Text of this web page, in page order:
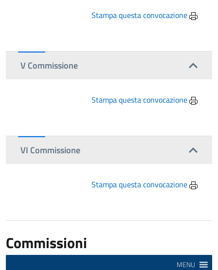
Stampa questa convocazione
V Commissione
Stampa questa convocazione
VI Commissione
Stampa questa convocazione
Commissioni
MENU